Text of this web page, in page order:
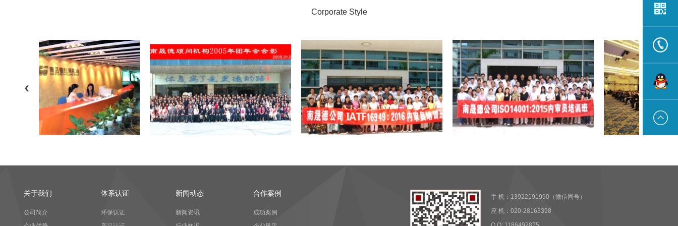
在线联系
Corporate Style
关于我们
公司简介
体系认证
环保认证
新闻动态
新闻资讯
合作案例
成功案例
手 机：13922191990（微信同号）
座 机：020-28163398